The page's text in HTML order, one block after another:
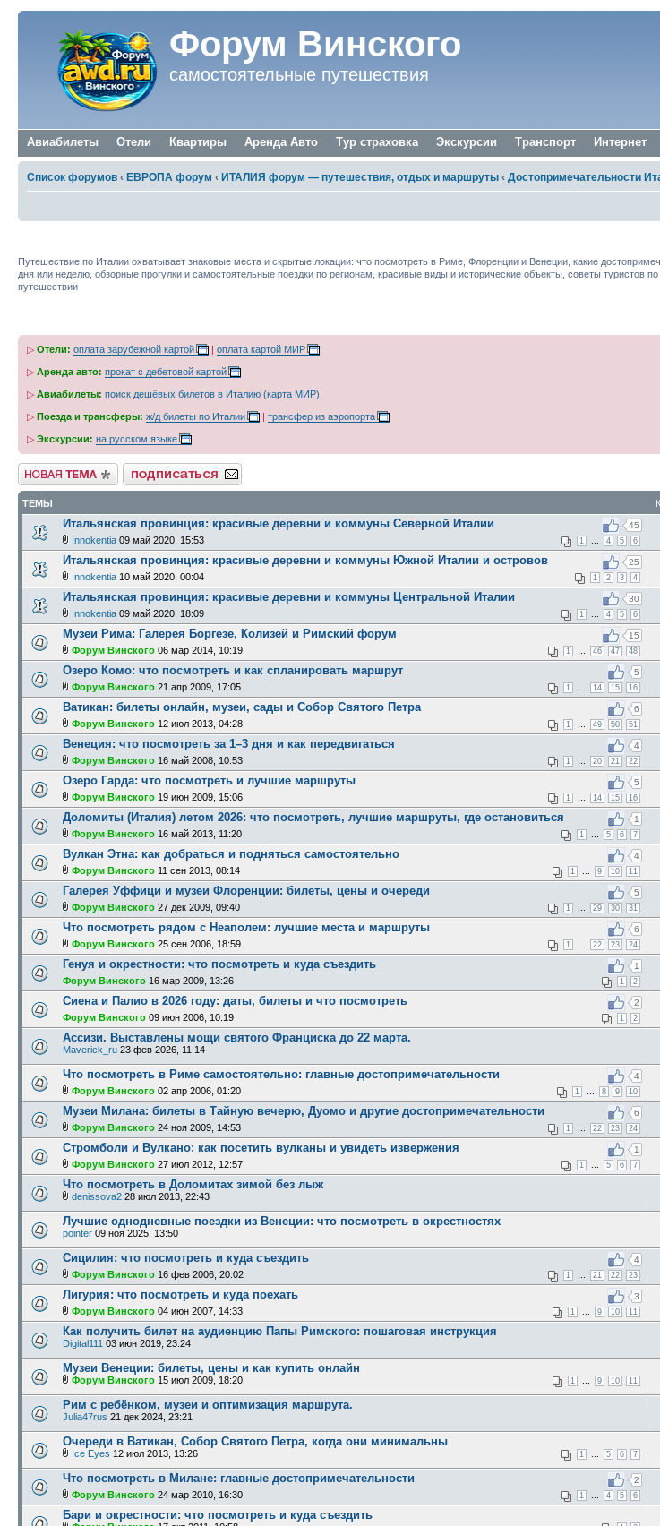
Форум Винского
самостоятельные путешествия
Авиабилеты Отели Квартиры Аренда Авто Тур страховка Экскурсии Транспорт Интернет
Список форумов ‹ ЕВРОПА форум ‹ ИТАЛИЯ форум — путешествия, отдых и маршруты ‹ Достопримечательности
Путешествие по Италии охватывает знаковые места и скрытые локации: что посмотреть в Риме, Флоренции и Венеции, какие
дня или неделю, обзорные прогулки и самостоятельные поездки по регионам, красивые виды и исторические объекты, советы
путешествии
▷ Отели: оплата зарубежной картой | оплата картой МИР
▷ Аренда авто: прокат с дебетовой картой
▷ Авиабилеты: поиск дешёвых билетов в Италию (карта МИР)
▷ Поезда и трансферы: ж/д билеты по Италии | трансфер из аэропорта
▷ Экскурсии: на русском языке
Новая тема Подписаться на форум
ТЕМЫ
Итальянская провинция: красивые деревни и коммуны Северной Италии 45
1 4 5 6
Innokentia 09 май 2020, 15:53
Итальянская провинция: красивые деревни и коммуны Южной Италии и островов 25
1 2 3 4
Innokentia 10 май 2020, 00:04
Итальянская провинция: красивые деревни и коммуны Центральной Италии 30
1 4 5 6
Innokentia 09 май 2020, 18:09
Музеи Рима: Галерея Боргезе, Колизей и Римский форум 15
1 46 47 48
Форум Винского 06 мар 2014, 10:19
Озеро Комо: что посмотреть и как спланировать маршрут 5
1 14 15 16
Форум Винского 21 апр 2009, 17:05
Ватикан: билеты онлайн, музеи, сады и Собор Святого Петра 6
1 49 50 51
Форум Винского 12 июл 2013, 04:28
Венеция: что посмотреть за 1–3 дня и как передвигаться 4
1 20 21 22
Форум Винского 16 май 2008, 10:53
Озеро Гарда: что посмотреть и лучшие маршруты 5
1 14 15 16
Форум Винского 19 июн 2009, 15:06
Доломиты (Италия) летом 2026: что посмотреть, лучшие маршруты, где остановиться 1
1 5 6 7
Форум Винского 16 май 2013, 11:20
Вулкан Этна: как добраться и подняться самостоятельно 4
1 9 10 11
Форум Винского 11 сен 2013, 08:14
Галерея Уффици и музеи Флоренции: билеты, цены и очереди 5
1 29 30 31
Форум Винского 27 дек 2009, 09:40
Что посмотреть рядом с Неаполем: лучшие места и маршруты 6
1 22 23 24
Форум Винского 25 сен 2006, 18:59
Генуя и окрестности: что посмотреть и куда съездить 1
1 2
Форум Винского 16 мар 2009, 13:26
Сиена и Палио в 2026 году: даты, билеты и что посмотреть 2
1 2
Форум Винского 09 июн 2006, 10:19
Ассизи. Выставлены мощи святого Франциска до 22 марта.
Maverick_ru 23 фев 2026, 11:14
Что посмотреть в Риме самостоятельно: главные достопримечательности 4
1 8 9 10
Форум Винского 02 апр 2006, 01:20
Музеи Милана: билеты в Тайную вечерю, Дуомо и другие достопримечательности 6
1 22 23 24
Форум Винского 24 ноя 2009, 14:53
Стромболи и Вулкано: как посетить вулканы и увидеть извержения 1
1 5 6 7
Форум Винского 27 июл 2012, 12:57
Что посмотреть в Доломитах зимой без лыж
denissova2 28 июл 2013, 22:43
Лучшие однодневные поездки из Венеции: что посмотреть в окрестностях
pointer 09 ноя 2025, 13:50
Сицилия: что посмотреть и куда съездить 4
1 21 22 23
Форум Винского 16 фев 2006, 20:02
Лигурия: что посмотреть и куда поехать 3
1 9 10 11
Форум Винского 04 июн 2007, 14:33
Как получить билет на аудиенцию Папы Римского: пошаговая инструкция
Digital111 03 июн 2019, 23:24
Музеи Венеции: билеты, цены и как купить онлайн
1 9 10 11
Форум Винского 15 июл 2009, 18:20
Рим с ребёнком, музеи и оптимизация маршрута.
Julia47rus 21 дек 2024, 23:21
Очереди в Ватикан, Собор Святого Петра, когда они минимальны
1 5 6 7
Ice Eyes 12 июл 2013, 13:26
Что посмотреть в Милане: главные достопримечательности 2
1 4 5 6
Форум Винского 24 мар 2010, 16:30
Бари и окрестности: что посмотреть и куда съездить